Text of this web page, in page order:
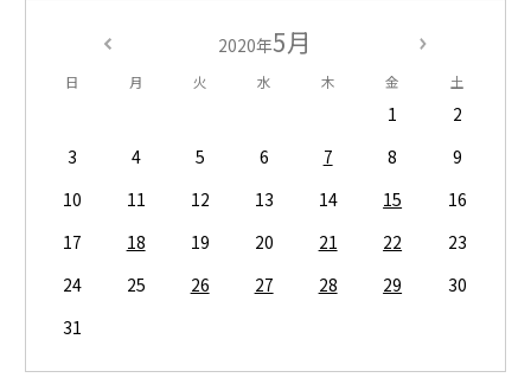
2020年5月
日 月 火 水 木 金 土
1
2
3
4 5 6 7 8
9
10
11 12 13 14 15
16
17
18 19 20 21 22
23
24
25 26 27 28 29
30
31